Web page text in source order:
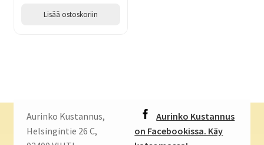
Lisää ostoskoriin
Aurinko Kustannus,
Helsingintie 26 C,
Aurinko Kustannus
on Facebookissa. Käy